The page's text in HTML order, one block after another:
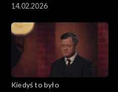
14.02.2026
Kiedyś to było